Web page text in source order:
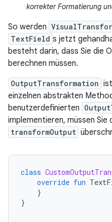
korrekter Formatierung
So werden
TextField s jetzt
besteht darin, dass Sie die
berechnen müssen.
OutputTransformation
einzelnen abstrakten
benutzerdefinierten
implementieren, müssen Sie
transformOutput
class
override fun
}
}